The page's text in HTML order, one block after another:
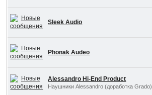
Sleek Audio
Phonak Audeo
Alessandro Hi-End Product
Наушники Alessandro (доработка Grado)